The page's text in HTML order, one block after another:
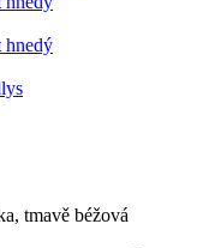
tmavě béžová